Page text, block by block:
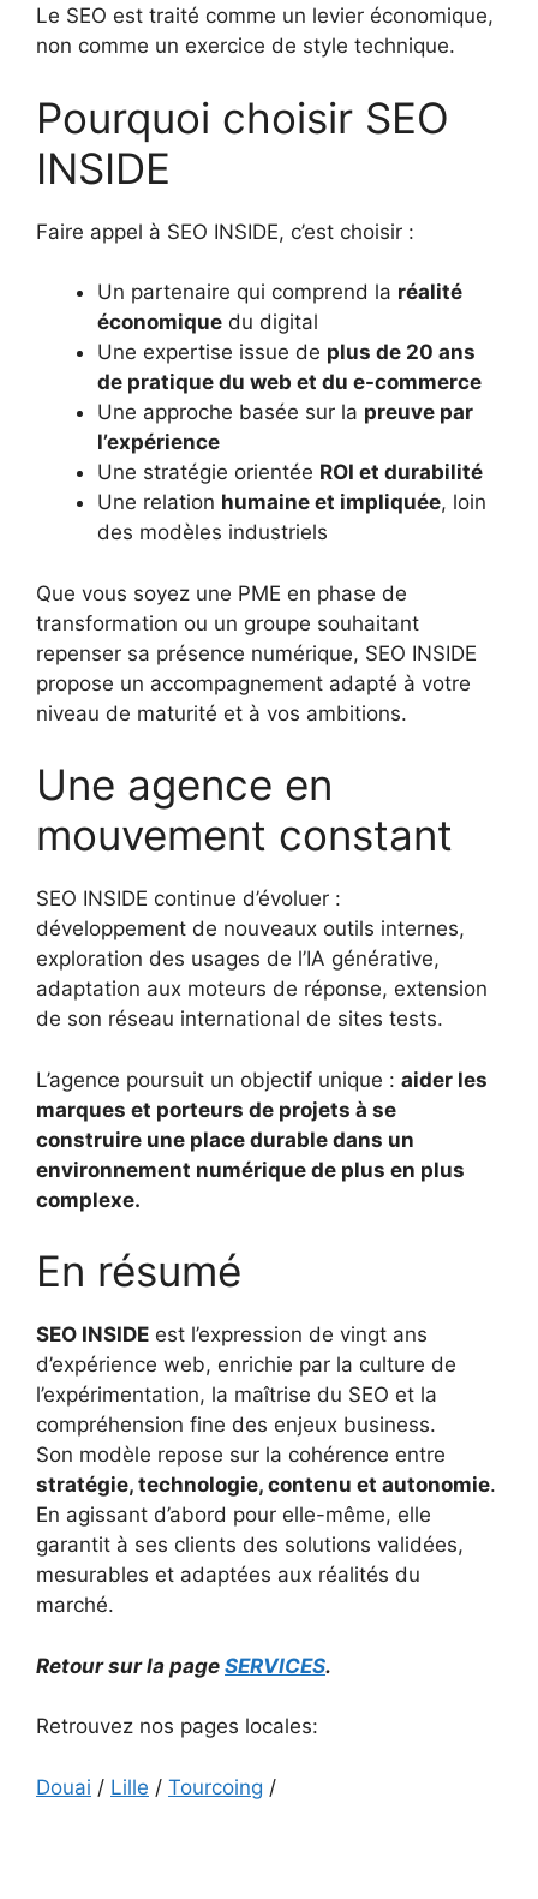
Le SEO est traité comme un levier économique,
non comme un exercice de style technique.
Pourquoi choisir SEO
INSIDE
Faire appel à SEO INSIDE, c’est choisir :
Un partenaire qui comprend la réalité
économique du digital
Une expertise issue de plus de 20 ans
de pratique du web et du e-commerce
Une approche basée sur la preuve par
l’expérience
Une stratégie orientée ROI et durabilité
Une relation humaine et impliquée, loin
des modèles industriels
Que vous soyez une PME en phase de
transformation ou un groupe souhaitant
repenser sa présence numérique, SEO INSIDE
propose un accompagnement adapté à votre
niveau de maturité et à vos ambitions.
Une agence en
mouvement constant
SEO INSIDE continue d’évoluer :
développement de nouveaux outils internes,
exploration des usages de l’IA générative,
adaptation aux moteurs de réponse, extension
de son réseau international de sites tests.
L’agence poursuit un objectif unique : aider les
marques et porteurs de projets à se
construire une place durable dans un
environnement numérique de plus en plus
complexe.
En résumé
SEO INSIDE est l’expression de vingt ans
d’expérience web, enrichie par la culture de
l’expérimentation, la maîtrise du SEO et la
compréhension fine des enjeux business.
Son modèle repose sur la cohérence entre
stratégie, technologie, contenu et autonomie.
En agissant d’abord pour elle-même, elle
garantit à ses clients des solutions validées,
mesurables et adaptées aux réalités du
marché.
Retour sur la page SERVICES.
Retrouvez nos pages locales:
Douai / Lille / Tourcoing /